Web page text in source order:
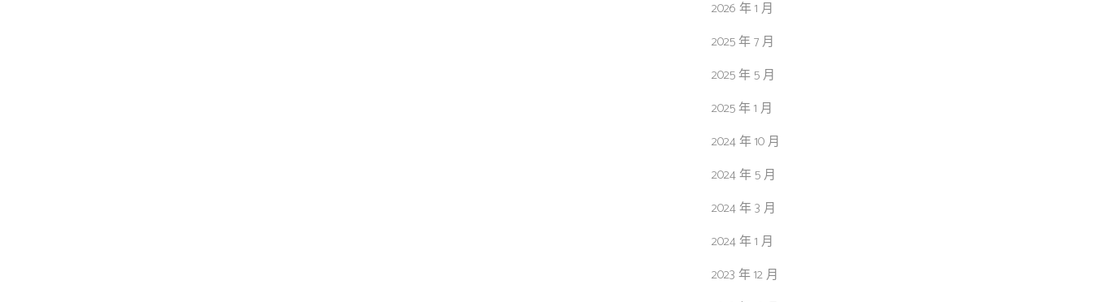
2026 年 1 月
2025 年 7 月
2025 年 5 月
2025 年 1 月
2024 年 10 月
2024 年 5 月
2024 年 3 月
2024 年 1 月
2023 年 12 月